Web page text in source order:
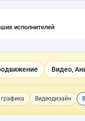
исполнителей
Видео,
Видеодизайн